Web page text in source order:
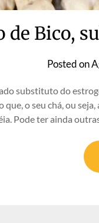
de Bico,
Posted on
substituto do
o seu chá, ou
Pode ter ainda